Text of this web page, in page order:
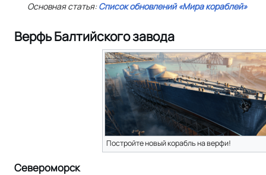
Основная статья:Список обновлений «Мира кораблей»
Верфь Балтийского завода
Постройте новый корабль на верфи!
Североморск